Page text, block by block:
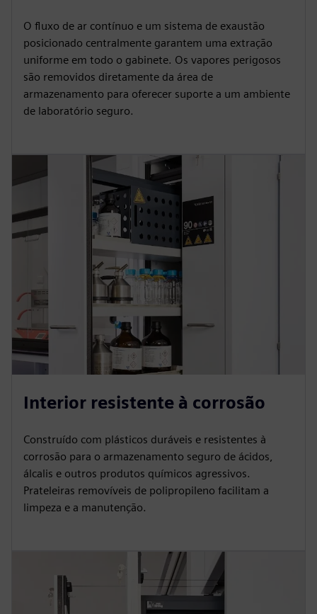
O fluxo de ar contínuo e um sistema de exaustão
posicionado centralmente garantem uma extração
uniforme em todo o gabinete. Os vapores perigosos
são removidos diretamente da área de
armazenamento para oferecer suporte a um ambiente
de laboratório seguro.
Interior resistente à corrosão
Construído com plásticos duráveis e resistentes à
corrosão para o armazenamento seguro de ácidos,
álcalis e outros produtos químicos agressivos.
Prateleiras removíveis de polipropileno facilitam a
limpeza e a manutenção.